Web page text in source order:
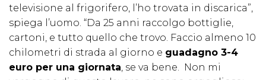
televisione al frigorifero, l’ho trovata in discarica”,
spiega l’uomo. “Da 25 anni raccolgo bottiglie,
cartoni, e tutto quello che trovo. Faccio almeno 10
chilometri di strada al giorno e guadagno 3-4
euro per una giornata, se va bene. Non mi